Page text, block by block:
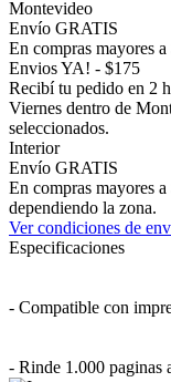
Montevideo
Envío GRATIS
En compras mayores
Envios YA! - $175
Recibí tu pedido en 2
Viernes dentro de
seleccionados.
Interior
Envío GRATIS
En compras mayores
dependiendo la zona.
Ver condiciones de
Especificaciones
- Compatible con
- Rinde 1.000 paginas